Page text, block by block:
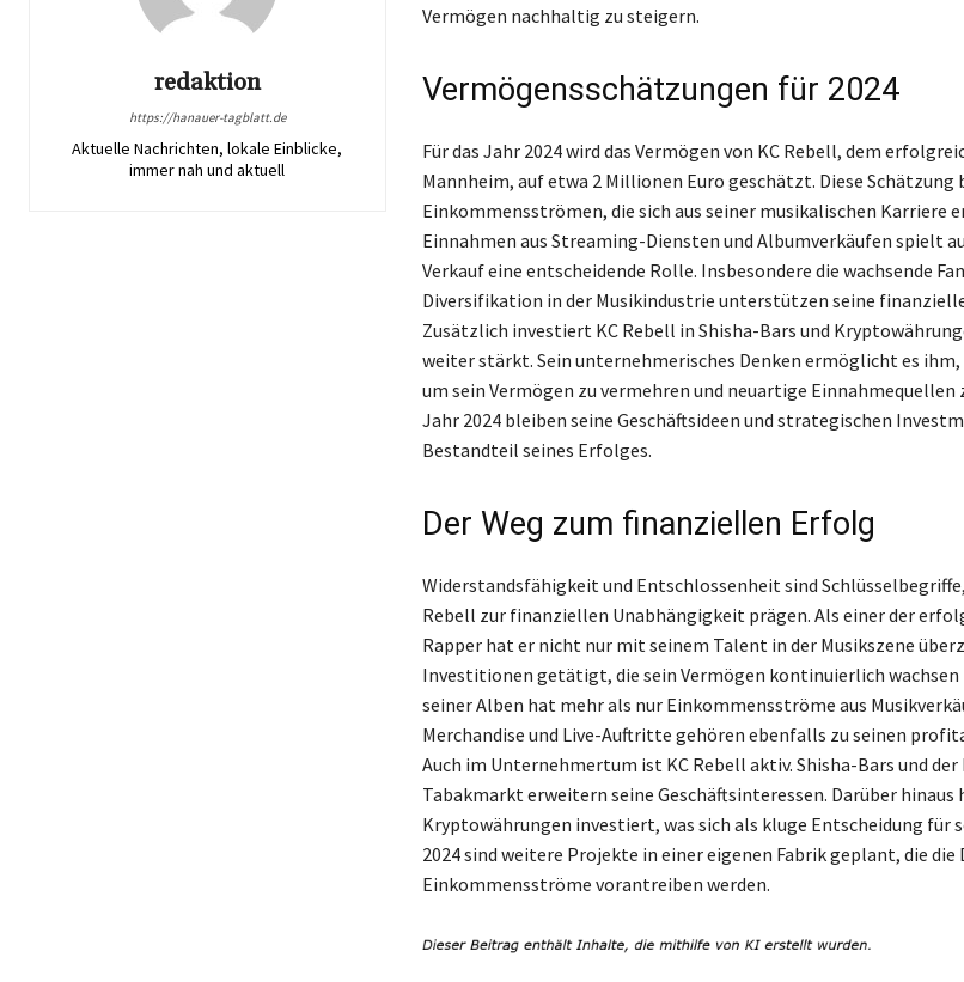
redaktion
https://hanauer-tagblatt.de
Aktuelle Nachrichten, lokale Einblicke,
immer nah und aktuell
Vermögen nachhaltig zu steigern.
Vermögensschätzungen für 2024
Für das Jahr 2024 wird das Vermögen von KC Rebell, dem
Mannheim, auf etwa 2 Millionen Euro geschätzt. Diese Schätzung
Einkommensströmen, die sich aus seiner musikalischen Karriere
Einnahmen aus Streaming-Diensten und Albumverkäufen spielt
Verkauf eine entscheidende Rolle. Insbesondere die wachsende
Diversifikation in der Musikindustrie unterstützen seine
Zusätzlich investiert KC Rebell in Shisha-Bars und
weiter stärkt. Sein unternehmerisches Denken ermöglicht es ihm,
um sein Vermögen zu vermehren und neuartige Einnahmequellen
Jahr 2024 bleiben seine Geschäftsideen und strategischen
Bestandteil seines Erfolges.
Der Weg zum finanziellen Erfolg
Widerstandsfähigkeit und Entschlossenheit sind Schlüsselbegriffe,
Rebell zur finanziellen Unabhängigkeit prägen. Als einer der
Rapper hat er nicht nur mit seinem Talent in der Musikszene
Investitionen getätigt, die sein Vermögen kontinuierlich wachsen
seiner Alben hat mehr als nur Einkommensströme aus
Merchandise und Live-Auftritte gehören ebenfalls zu seinen
Auch im Unternehmertum ist KC Rebell aktiv. Shisha-Bars und der
Tabakmarkt erweitern seine Geschäftsinteressen. Darüber
Kryptowährungen investiert, was sich als kluge Entscheidung für
2024 sind weitere Projekte in einer eigenen Fabrik geplant, die
Einkommensströme vorantreiben werden.